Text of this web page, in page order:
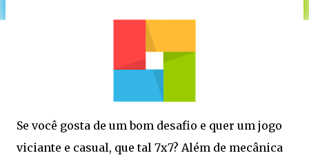
Se você gosta de um bom desafio e quer um jogo
viciante e casual, que tal 7x7? Além de mecânica